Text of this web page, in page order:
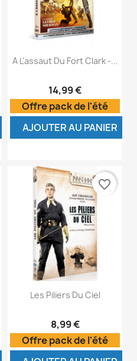
A L'assaut Du Fort Clark -...
14,99 €
Offre pack de l'été
AJOUTER AU PANIER
Les Piliers Du Ciel
8,99 €
Offre pack de l'été
favorite_border